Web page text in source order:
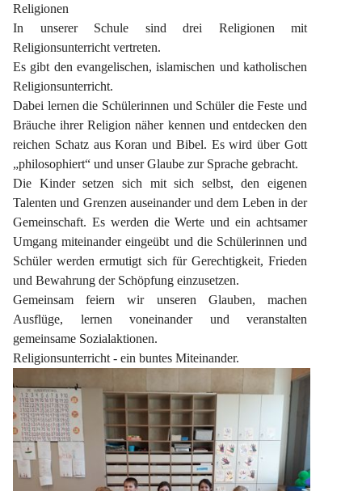
Religionen
In unserer Schule sind drei Religionen mit
Religionsunterricht vertreten.
Es gibt den evangelischen, islamischen und katholischen
Religionsunterricht.
Dabei lernen die Schülerinnen und Schüler die Feste und
Bräuche ihrer Religion näher kennen und entdecken den
reichen Schatz aus Koran und Bibel. Es wird über Gott
„philosophiert“ und unser Glaube zur Sprache gebracht.
Die Kinder setzen sich mit sich selbst, den eigenen
Talenten und Grenzen auseinander und dem Leben in der
Gemeinschaft. Es werden die Werte und ein achtsamer
Umgang miteinander eingeübt und die Schülerinnen und
Schüler werden ermutigt sich für Gerechtigkeit, Frieden
und Bewahrung der Schöpfung einzusetzen.
Gemeinsam feiern wir unseren Glauben, machen
Ausflüge, lernen voneinander und veranstalten
gemeinsame Sozialaktionen.
Religionsunterricht - ein buntes Miteinander.